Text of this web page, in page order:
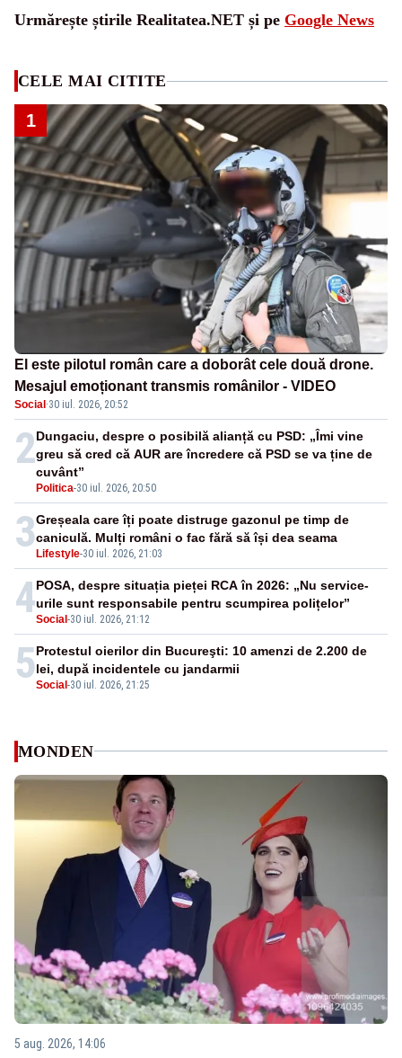
Urmărește știrile Realitatea.NET și pe Google News
CELE MAI CITITE
1
El este pilotul român care a doborât cele două drone.
Mesajul emoționant transmis românilor - VIDEO
Social·30 iul. 2026, 20:52
2
Politica-30 iul. 2026, 20:50
Dungaciu, despre o posibilă alianță cu PSD: „Îmi vine
greu să cred că AUR are încredere că PSD se va ține de
cuvânt”
3Lifestyle-30 iul. 2026, 21:03
Greșeala care îți poate distruge gazonul pe timp de
caniculă. Mulți români o fac fără să își dea seama
4Social-30 iul. 2026, 21:12
POSA, despre situația pieței RCA în 2026: „Nu service-
urile sunt responsabile pentru scumpirea polițelor”
5Social-30 iul. 2026, 21:25
Protestul oierilor din Bucureşti: 10 amenzi de 2.200 de
lei, după incidentele cu jandarmii
MONDEN
5 aug. 2026, 14:06